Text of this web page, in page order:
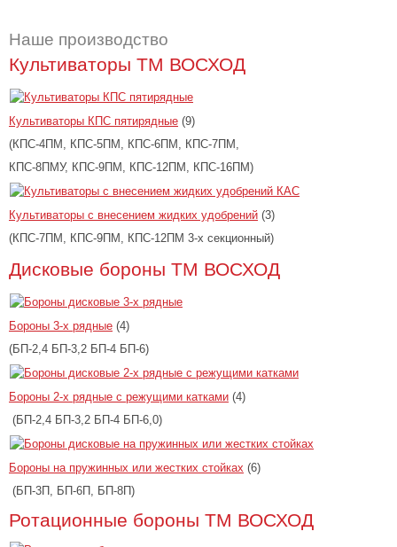
Наше производство
Культиваторы ТМ ВОСХОД
Культиваторы КПС пятирядные (9)
(КПС-4ПМ, КПС-5ПМ, КПС-6ПМ, КПС-7ПМ,
КПС-8ПМУ, КПС-9ПМ, КПС-12ПМ, КПС-16ПМ)
Культиваторы с внесением жидких удобрений (3)
(КПС-7ПМ, КПС-9ПМ, КПС-12ПМ 3-х секционный)
Дисковые бороны ТМ ВОСХОД
Бороны 3-х рядные (4)
(БП-2,4 БП-3,2 БП-4 БП-6)
Бороны 2-х рядные с режущими катками (4)
(БП-2,4 БП-3,2 БП-4 БП-6,0)
Бороны на пружинных или жестких стойках (6)
(БП-3П, БП-6П, БП-8П)
Ротационные бороны ТМ ВОСХОД